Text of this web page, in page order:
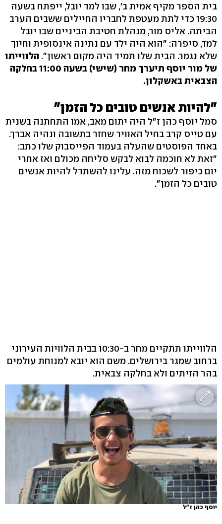
בית הספר מקיף אמית ב', שבו למד יובל, ייפתח בשעה
19:30 כדי לתת מעטפת לחבריו החיילים ששבים הערב
הביתה. אליס מור, מנהלת חטיבת הביניים שבו יובל
למד, סיפרה: "הוא היה ילד עם נתינה אינסופית וחיוך
שלא נגמר. הבית שלו תמיד היה מקום ראשון". הלווייתו
של מור יוסף תיערך מחר (שישי) בשעה 11:00 בחלקה
הצבאית באשקלון.
"להיות אנשים טובים כל הזמן"
סמל יוסף כהן ז"ל היה יתום מאב, אמו התחתנה בשנית
עם טייס קרב בחיל האוויר שחזר בתשובה ונהיה אברך.
באחד הפוסטים שהעלה בעמוד הפייסבוק שלו כתב:
"זאת לא חוכמה לבוא לבקש סליחה מכולם ואז אחרי
יום כיפור לשכוח מזה. עלינו להשתדל להיות אנשים
טובים כל הזמן".
הלווייתו תתקיים מחר ב-10:30 בבית הלוויות העירוני
ברחוב שמגר בירושלים. משם הוא יובא למנוחת עולמים
בהר הזיתים ולא בחלקה צבאית.
יוסף כהן ז"ל